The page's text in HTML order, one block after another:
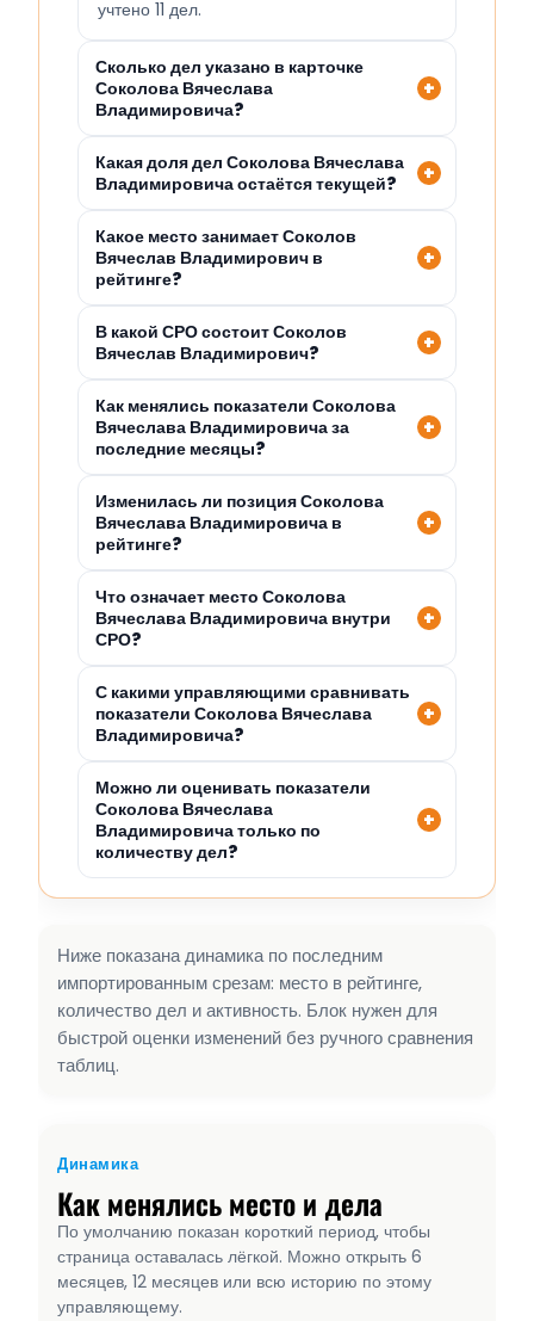
учтено 11 дел.
Сколько дел указано в карточке
Соколова Вячеслава
Владимировича?
Какая доля дел Соколова Вячеслава
Владимировича остаётся текущей?
Какое место занимает Соколов
Вячеслав Владимирович в
рейтинге?
В какой СРО состоит Соколов
Вячеслав Владимирович?
Как менялись показатели Соколова
Вячеслава Владимировича за
последние месяцы?
Изменилась ли позиция Соколова
Вячеслава Владимировича в
рейтинге?
Что означает место Соколова
Вячеслава Владимировича внутри
СРО?
С какими управляющими сравнивать
показатели Соколова Вячеслава
Владимировича?
Можно ли оценивать показатели
Соколова Вячеслава
Владимировича только по
количеству дел?
Ниже показана динамика по последним
импортированным срезам: место в рейтинге,
количество дел и активность. Блок нужен для
быстрой оценки изменений без ручного сравнения
таблиц.
Динамика
Как менялись место и дела
По умолчанию показан короткий период, чтобы
страница оставалась лёгкой. Можно открыть 6
месяцев, 12 месяцев или всю историю по этому
управляющему.